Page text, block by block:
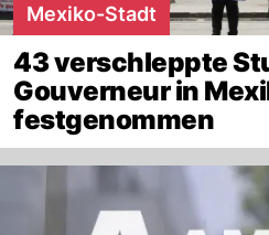
Mexiko-Stadt
43 verschleppte
Gouverneur in
festgenommen